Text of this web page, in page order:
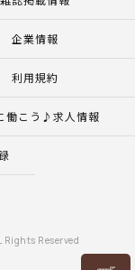
企業情報
利用規約
働こう♪求人情報
Rights Reserved